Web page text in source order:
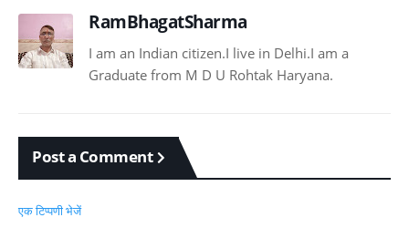
RamBhagatSharma
I am an Indian citizen.I live in Delhi.I am a
Graduate from M D U Rohtak Haryana.
Post a Comment
एक टिप्पणी भेजें